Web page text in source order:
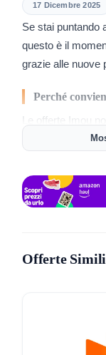
17 Dicembre 2025
Se stai puntando
questo è il
grazie alle nuove
Perché
Le offerte Imou
offre
Come usare
Scegli i
Offerte Simili